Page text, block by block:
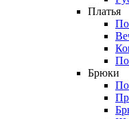
Платья
Брюки